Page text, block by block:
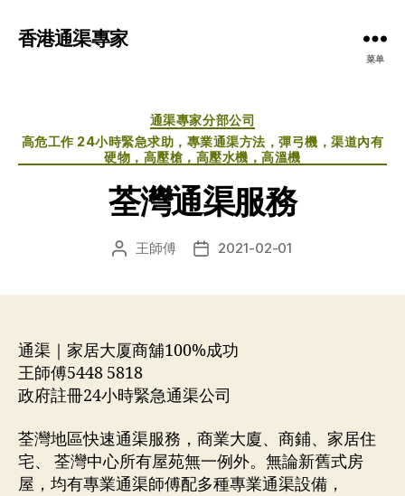
香港通渠專家
菜单
分
类
通渠專家分部公司
高危工作 24小時緊急求助，專業通渠方法，彈弓機，渠道內有
硬物，高壓槍，高壓水機，高溫機
荃灣通渠服務
文 王師傅
发 2021-02-01
通渠｜家居大厦商舖100%成功
王師傅5448 5818
政府註冊24小時緊急通渠公司
荃灣地區快速通渠服務，商業大廈、商鋪、家居住
宅、 荃灣中心所有屋苑無一例外。無論新舊式房
屋，均有專業通渠師傅配多種專業通渠設備，